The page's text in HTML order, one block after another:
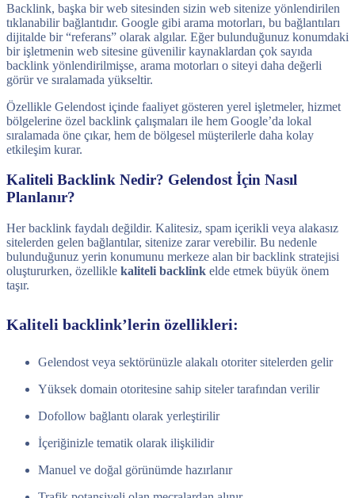
Backlink, başka bir web sitesinden sizin web sitenize yönlendirilen
tıklanabilir bağlantıdır. Google gibi arama motorları, bu bağlantıları
dijitalde bir “referans” olarak algılar. Eğer bulunduğunuz konumdaki
bir işletmenin web sitesine güvenilir kaynaklardan çok sayıda
backlink yönlendirilmişse, arama motorları o siteyi daha değerli
görür ve sıralamada yükseltir.
Özellikle Gelendost içinde faaliyet gösteren yerel işletmeler, hizmet
bölgelerine özel backlink çalışmaları ile hem Google’da lokal
sıralamada öne çıkar, hem de bölgesel müşterilerle daha kolay
etkileşim kurar.
Kaliteli Backlink Nedir? Gelendost İçin Nasıl
Planlanır?
Her backlink faydalı değildir. Kalitesiz, spam içerikli veya alakasız
sitelerden gelen bağlantılar, sitenize zarar verebilir. Bu nedenle
bulunduğunuz yerin konumunu merkeze alan bir backlink stratejisi
oluştururken, özellikle kaliteli backlink elde etmek büyük önem
taşır.
Kaliteli backlink’lerin özellikleri:
Gelendost veya sektörünüzle alakalı otoriter sitelerden gelir
Yüksek domain otoritesine sahip siteler tarafından verilir
Dofollow bağlantı olarak yerleştirilir
İçeriğinizle tematik olarak ilişkilidir
Manuel ve doğal görünümde hazırlanır